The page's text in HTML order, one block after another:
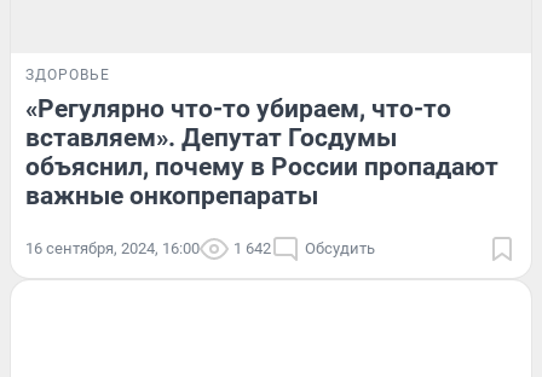
ЗДОРОВЬЕ
«Регулярно что-то убираем, что-то
вставляем». Депутат Госдумы
объяснил, почему в России пропадают
важные онкопрепараты
16 сентября, 2024, 16:00 1 642 Обсудить